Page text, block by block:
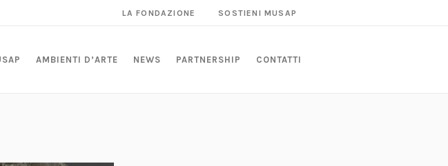
LA FONDAZIONE SOSTIENI MUSAP
AMBIENTI D’ARTE NEWS PARTNERSHIP CONTATTI